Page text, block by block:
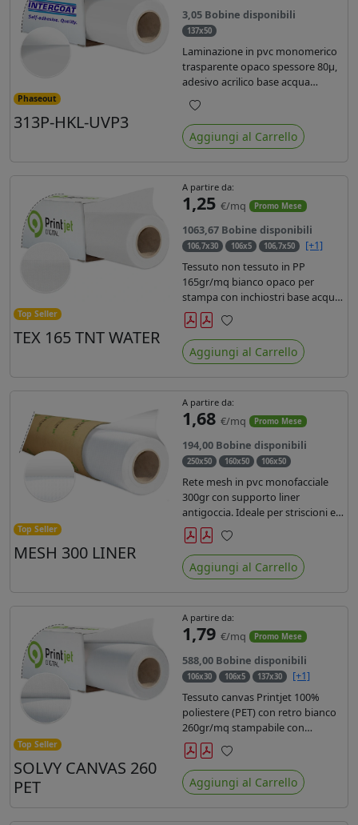
Phaseout
313P-HKL-UVP3
3,05 Bobine disponibili
137x50
Laminazione in pvc monomerico
trasparente opaco spessore 80µ,
adesivo acrilico base acqua
permanente specifico per ink uv,
liner in carta kraft da 90gr. Durata
3 anni, dotata di filtro uv, idonea
per stampe con inchiostro
Preferiti
Aggiungi al Carrello
Top Seller
TEX 165 TNT WATER
A partire da:
1,25 €/mq Promo Mese
1063,67 Bobine disponibili
106,7x30 106x5 106,7x50
[+1]
Tessuto non tessuto in PP
165gr/mq bianco opaco per
stampa con inchiostri base acqua,
latex, uv, ecosolvente. Finitura a
rombi spundbond e coating
superficiale con totale assenza di
peluria. Occhiellabile, non
Preferiti
Aggiungi al Carrello
Top Seller
MESH 300 LINER
A partire da:
1,68 €/mq Promo Mese
194,00 Bobine disponibili
250x50 160x50 106x50
Rete mesh in pvc monofacciale
300gr con supporto liner
antigoccia. Ideale per striscioni e
coperture antivento. Saldabile,
stampabile con inchiostri
solvente, ecosolvente, uv e latex.
Densità fili 1000x1000 , filato 9x13.
Preferiti
Aggiungi al Carrello
Top Seller
SOLVY CANVAS 260
PET
A partire da:
1,79 €/mq Promo Mese
588,00 Bobine disponibili
106x30 106x5 137x30
[+1]
Tessuto canvas Printjet 100%
poliestere (PET) con retro bianco
260gr/mq stampabile con
inchiostri solvente, ecosolvente,
uv e latex.
Preferiti
Aggiungi al Carrello